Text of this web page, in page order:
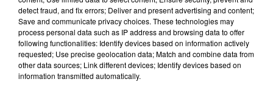
La Bulle - Guinguette éphémère
de Frelinghien !
detect fraud, and fix errors; Deliver and present advertising and content;
Save and communicate privacy choices. These technologies may
process personal data such as IP address and browsing data to offer
following functionalities: Identify devices based on information actively
requested; Use precise geolocation data; Match and combine data from
other data sources; Link different devices; Identify devices based on
information transmitted automatically.